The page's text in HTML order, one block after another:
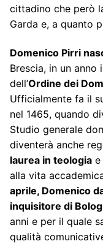
cittadino che però
Garda e, a quanto
Domenico Pirri
Brescia, in un
dell’Ordine dei
Ufficialmente fa il
nel 1465, quando
Studio generale
diventerà anche
laurea in teologia e
alla vita
aprile, Domenico
inquisitore di
anni e per il quale
qualità